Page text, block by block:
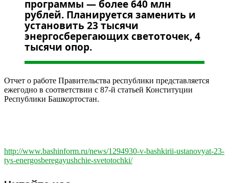
программы — более 640 млн
рублей. Планируется заменить и
установить 23 тысячи
энергосберегающих светоточек, 4
тысячи опор.
Отчет о работе Правительства республики представляется
ежегодно в соответствии с 87-й статьей Конституции
Республики Башкортостан.
http://www.bashinform.ru/news/1294930-v-bashkirii-ustanovyat-23-
tys-energosberegayushchie-svetotochki/